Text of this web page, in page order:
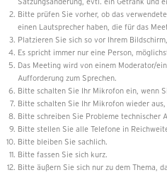
Bitte prüfen Sie vorher, ob das
einen Lautsprecher haben, die für das
Platzieren Sie sich so vor Ihrem
Es spricht immer nur eine Person,
Das Meeting wird von einem Moderator/
Aufforderung zum Sprechen.
Bitte schalten Sie Ihr Mikrofon ein, wenn
Bitte schalten Sie Ihr Mikrofon wieder
Bitte schreiben Sie Probleme technischer
Bitte stellen Sie alle Telefone in
Bitte bleiben Sie sachlich.
Bitte fassen Sie sich kurz.
Bitte äußern Sie sich nur zu dem Thema,